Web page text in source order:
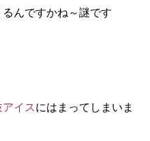
んですかね～謎です
アイスにはまってしまいま